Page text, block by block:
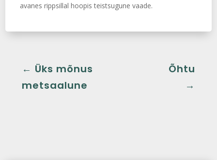
avanes rippsillal hoopis teistsugune vaade.
← Üks mõnus
metsaalune
Õhtu
→